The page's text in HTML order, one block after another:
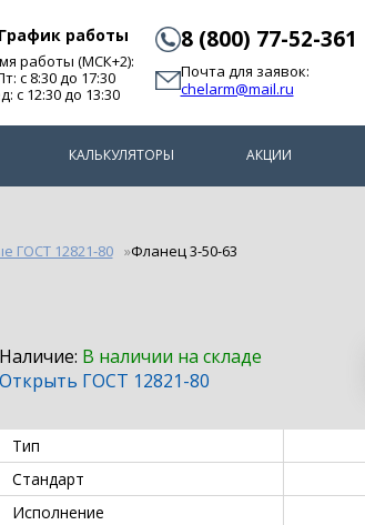
работы
работы (МСК+2):
с 8:30 до 17:30
с 12:30 до 13:30
8 (800) 77-52-361
Почта для заявок:
chelarm@mail.ru
КАЛЬКУЛЯТОРЫ АКЦИИ
ГОСТ 12821-80 Фланец 3-50-63
Наличие: В наличии на складе
Открыть ГОСТ 12821-80
Тип
Стандарт
Исполнение